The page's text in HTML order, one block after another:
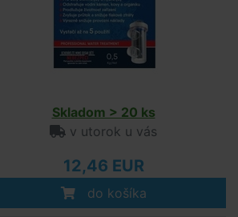
Skladom > 20 ks
v utorok u vás
12,46 EUR
do košíka